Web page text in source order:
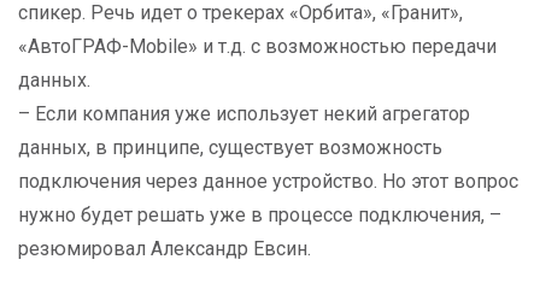
спикер. Речь идет о трекерах «Орбита», «Гранит»,
«АвтоГРАФ-Mobile» и т.д. с возможностью передачи
данных.
– Если компания уже использует некий агрегатор
данных, в принципе, существует возможность
подключения через данное устройство. Но этот вопрос
нужно будет решать уже в процессе подключения, –
резюмировал Александр Евсин.